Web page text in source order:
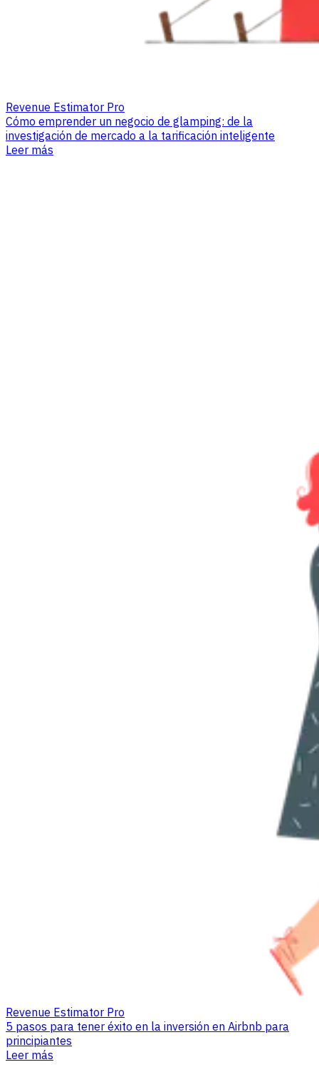
Revenue Estimator Pro
Cómo emprender un negocio de glamping: de la
investigación de mercado a la tarificación inteligente
Leer más
Revenue Estimator Pro
5 pasos para tener éxito en la inversión en Airbnb para
principiantes
Leer más